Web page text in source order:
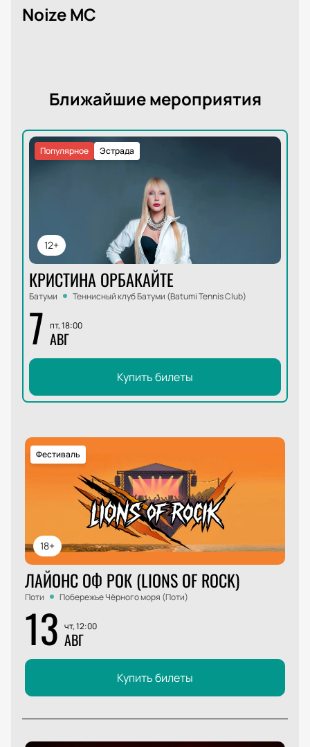
Noize MC
Ближайшие мероприятия
12+
Эстрада
Популярное
КРИСТИНА ОРБАКАЙТЕ
Батуми Теннисный клуб Батуми (Batumi Tennis Club)
7 пт, 18:00
АВГ
Купить билеты
18+
Фестиваль
ЛАЙОНС ОФ РОК (LIONS OF ROCK)
Поти Побережье Чёрного моря (Поти)
13 чт, 12:00
АВГ
Купить билеты